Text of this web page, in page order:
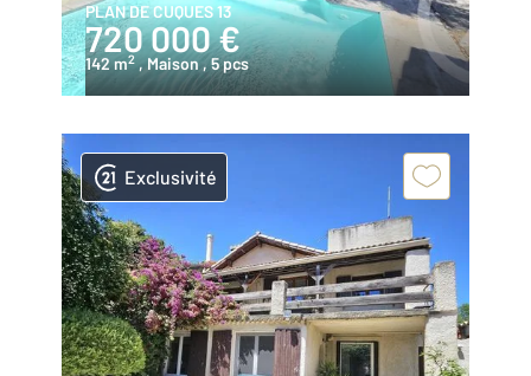
PLAN DE CUQUES 13
720 000 €
142 m2 , Maison, 5 pcs
Exclusivité